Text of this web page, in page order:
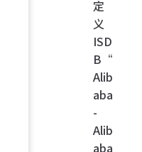
定
义
ISD
B“
Alib
aba
-
Alib
aba